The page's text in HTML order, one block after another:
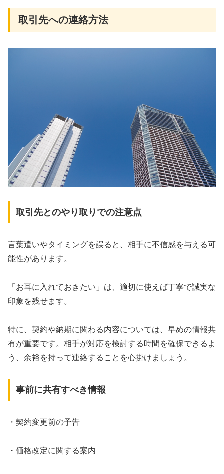
取引先への連絡方法
取引先とのやり取りでの注意点
言葉遣いやタイミングを誤ると、相手に不信感を与える可
能性があります。
「お耳に入れておきたい」は、適切に使えば丁寧で誠実な
印象を残せます。
特に、契約や納期に関わる内容については、早めの情報共
有が重要です。相手が対応を検討する時間を確保できるよ
う、余裕を持って連絡することを心掛けましょう。
事前に共有すべき情報
・契約変更前の予告
・価格改定に関する案内